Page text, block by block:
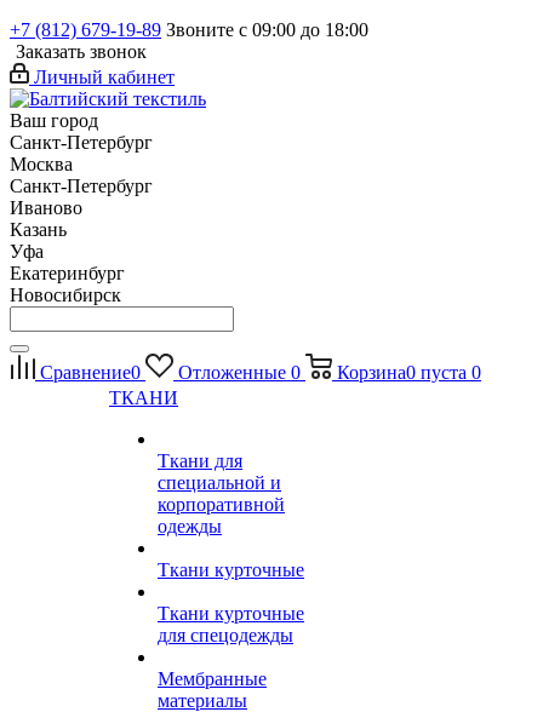
+7 (812) 679-19-89 Звоните с 09:00 до 18:00
Заказать звонок
Личный кабинет
Ваш город
Санкт-Петербург
Москва
Санкт-Петербург
Иваново
Казань
Уфа
Екатеринбург
Новосибирск
Сравнение0 Отложенные 0 Корзина0 пуста 0
ТКАНИ
Ткани для
специальной и
корпоративной
одежды
Ткани курточные
Ткани курточные
для спецодежды
Мембранные
материалы